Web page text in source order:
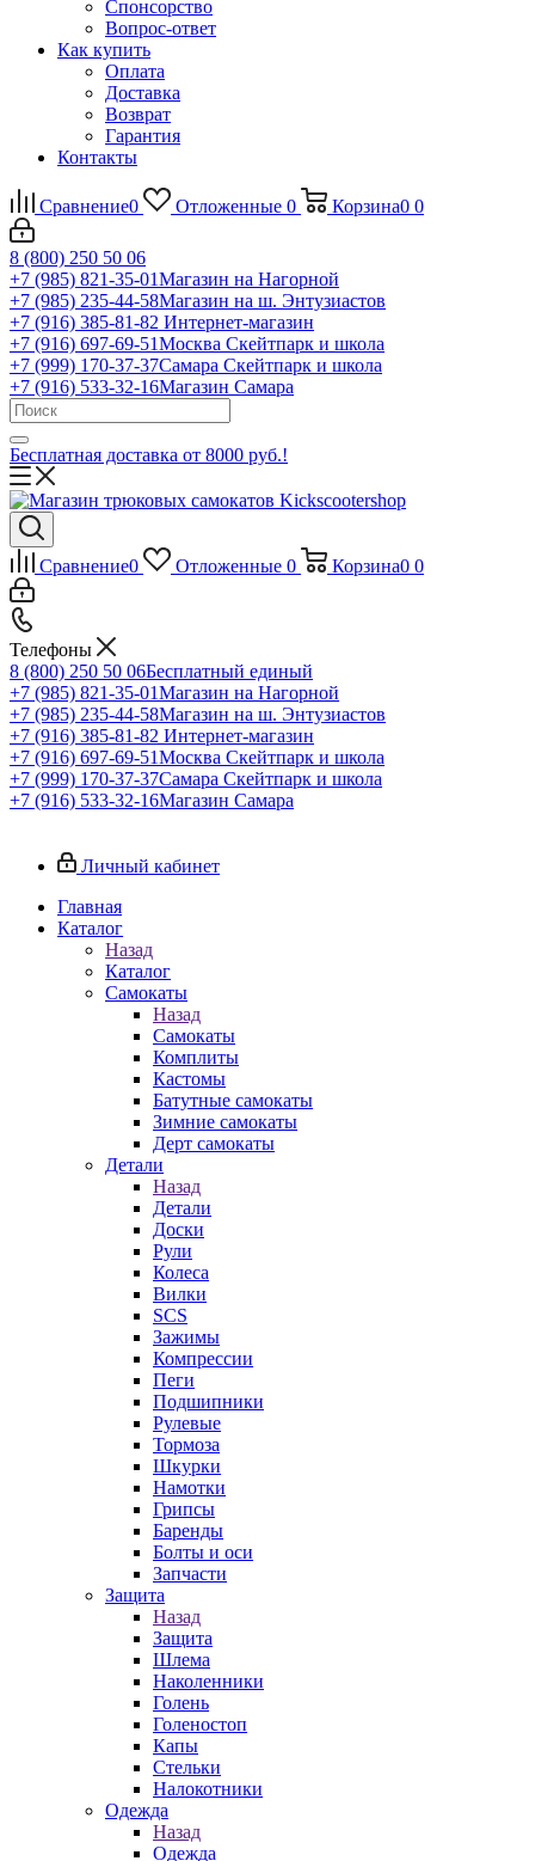
Спонсорство
Вопрос-ответ
Как купить
Оплата
Доставка
Возврат
Гарантия
Контакты
Сравнение0 Отложенные 0 Корзина0 0
8 (800) 250 50 06
+7 (985) 821-35-01Магазин на Нагорной
+7 (985) 235-44-58Магазин на ш. Энтузиастов
+7 (916) 385-81-82 Интернет-магазин
+7 (916) 697-69-51Москва Скейтпарк и школа
+7 (999) 170-37-37Самара Скейтпарк и школа
+7 (916) 533-32-16Магазин Самара
Бесплатная доставка от 8000 руб.!
Сравнение0 Отложенные 0 Корзина0 0
Телефоны
8 (800) 250 50 06Бесплатный единый
+7 (985) 821-35-01Магазин на Нагорной
+7 (985) 235-44-58Магазин на ш. Энтузиастов
+7 (916) 385-81-82 Интернет-магазин
+7 (916) 697-69-51Москва Скейтпарк и школа
+7 (999) 170-37-37Самара Скейтпарк и школа
+7 (916) 533-32-16Магазин Самара
Личный кабинет
Главная
Каталог
Назад
Каталог
Самокаты
Назад
Самокаты
Комплиты
Кастомы
Батутные самокаты
Зимние самокаты
Дерт самокаты
Детали
Назад
Детали
Доски
Рули
Колеса
Вилки
SCS
Зажимы
Компрессии
Пеги
Подшипники
Рулевые
Тормоза
Шкурки
Намотки
Грипсы
Баренды
Болты и оси
Запчасти
Защита
Назад
Защита
Шлема
Наколенники
Голень
Голеностоп
Капы
Стельки
Налокотники
Одежда
Назад
Одежда